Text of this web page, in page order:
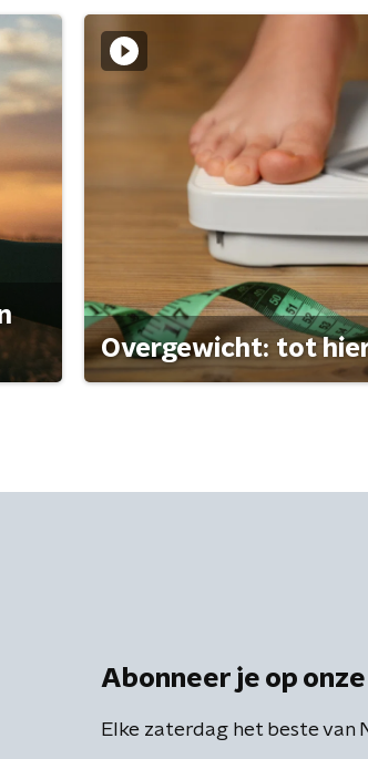
Overgewicht: tot
Abonneer je op
Elke zaterdag het beste van